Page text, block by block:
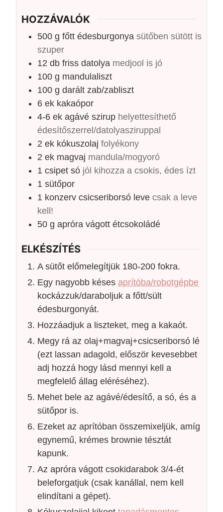
HOZZÁVALÓK
500 g főtt édesburgonya sütőben sütött is
szuper
12 db friss datolya medjool is jó
100 g mandulaliszt
100 g darált zab/zabliszt
6 ek kakaópor
4-6 ek agávé szirup helyettesíthető
édesítőszerrel/datolyasziruppal
2 ek kókuszolaj folyékony
2 ek magvaj mandula/mogyoró
1 csipet só jól kihozza a csokis, édes ízt
1 sütőpor
1 konzerv csicseriborsó leve csak a leve
kell!
50 g apróra vágott étcsokoládé
ELKÉSZÍTÉS
A sütőt előmelegítjük 180-200 fokra.
Egy nagyobb késes aprítóba/robotgépbe
kockázzuk/daraboljuk a főtt/sült
édesburgonyát.
Hozzáadjuk a liszteket, meg a kakaót.
Megy rá az olaj+magvaj+csicseriborsó lé
(ezt lassan adagold, először kevesebbet
adj hozzá hogy lásd mennyi kell a
megfelelő állag eléréséhez).
Mehet bele az agávé/édesítő, a só, és a
sütőpor is.
Ezeket az aprítóban összemixeljük, amíg
egynemű, krémes brownie tésztát
kapunk.
Az apróra vágott csokidarabok 3/4-ét
beleforgatjuk (csak kanállal, nem kell
elindítani a gépet).